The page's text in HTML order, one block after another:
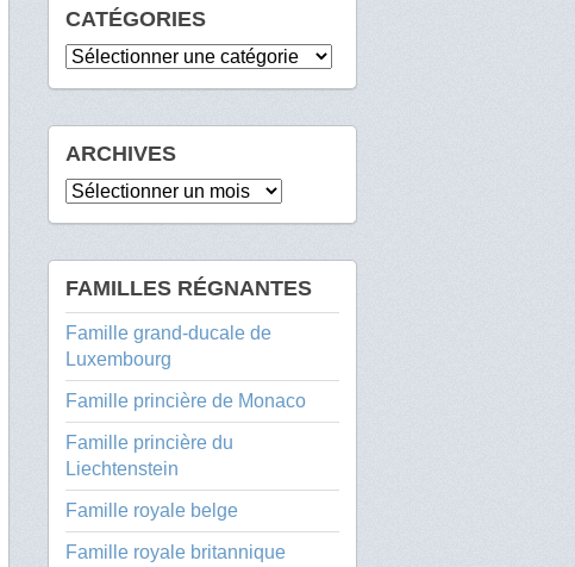
CATÉGORIES
Catégories
ARCHIVES
Archives
FAMILLES RÉGNANTES
Famille grand-ducale de
Luxembourg
Famille princière de Monaco
Famille princière du
Liechtenstein
Famille royale belge
Famille royale britannique